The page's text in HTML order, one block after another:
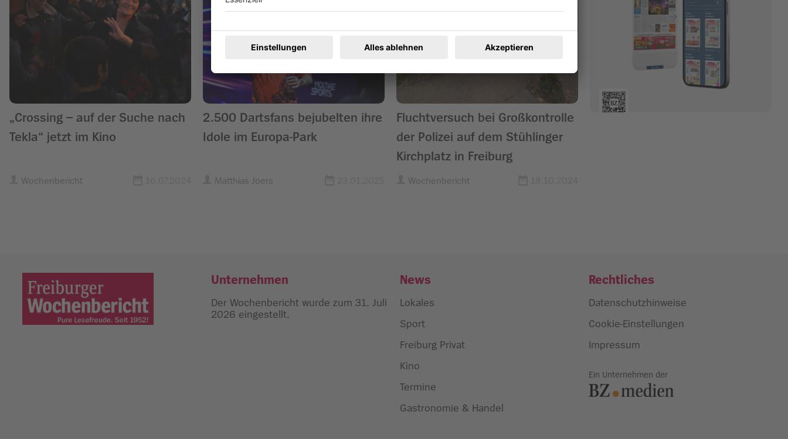
„Crossing – auf der Suche nach
Tekla“ jetzt im Kino
Wochenbericht
2.500 Dartsfans bejubelten ihre
Idole im Europa-Park
Matthias Joers
Fluchtversuch bei Großkontrolle
der Polizei auf dem Stühlinger
Kirchplatz in Freiburg
Wochenbericht
Unternehmen
Der Wochenbericht wurde zum 31. Juli
2026 eingestellt.
News
Lokales
Sport
Freiburg Privat
Kino
Termine
Gastronomie & Handel
Rechtliches
Datenschutzhinweise
Cookie-Einstellungen
Impressum
Ein Unternehmen der